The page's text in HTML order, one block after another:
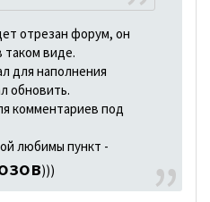
отрезан форум, он
виде.
для наполнения
обновить.
комментариев под
любимы пункт -
)))